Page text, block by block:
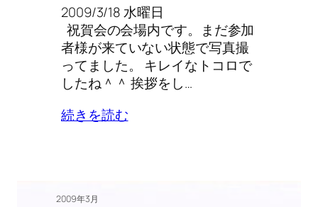
2009/3/18 水曜日
祝賀会の会場内です。まだ参加
者様が来ていない状態で写真撮
ってました。 キレイなトコロで
したね＾＾ 挨拶をし…
続きを読む
2009年3月